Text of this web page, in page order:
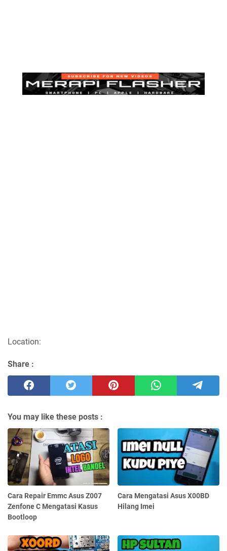
Location:
Share :
You may like these posts :
Cara Repair Emmc Asus Z007
Zenfone C Mengatasi Kasus
Bootloop
Cara Mengatasi Asus X00BD
Hilang Imei